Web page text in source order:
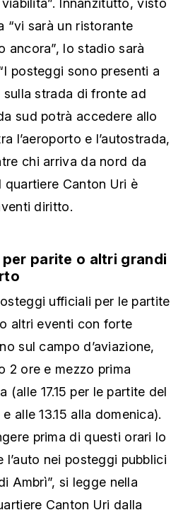
Innanzitutto, visto
“vi sarà un ristorante
ancora”, lo stadio sarà
posteggi sono presenti a
strada di fronte ad
sud potrà accedere allo
l’aeroporto e l’autostrada,
chi arriva da nord da
quartiere Canton Uri è
diritto.
parite o altri grandi
ufficiali per le partite
altri eventi con forte
sul campo d’aviazione,
2 ore e mezzo prima
(alle 17.15 per le partite del
alle 13.15 alla domenica).
prima di questi orari lo
nei posteggi pubblici
Ambrì”, si legge nella
Canton Uri dalla